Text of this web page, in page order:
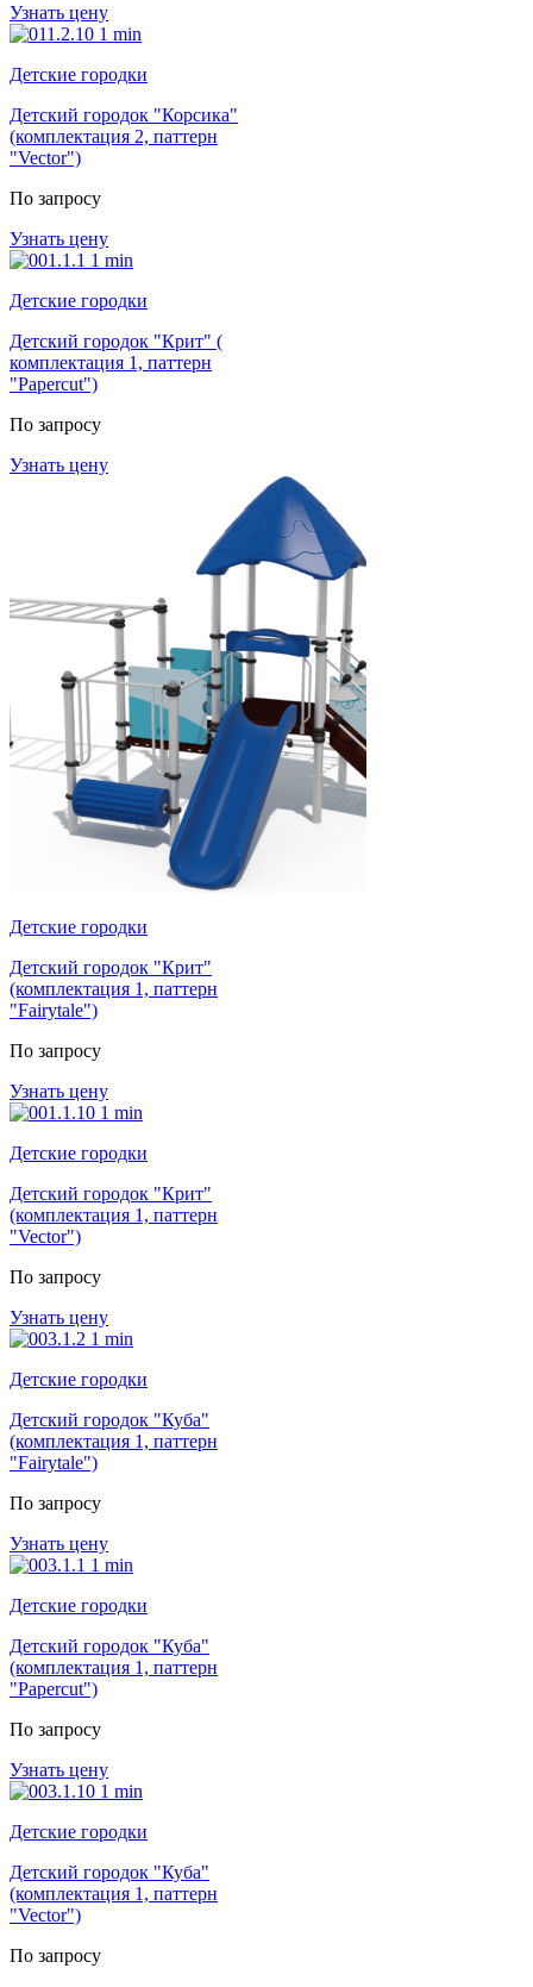
Узнать цену
Детские городки
Детский городок "Корсика"
(комплектация 2, паттерн
"Vector")
По запросу
Узнать цену
Детские городки
Детский городок "Крит" (
комплектация 1, паттерн
"Papercut")
По запросу
Узнать цену
Детские городки
Детский городок "Крит"
(комплектация 1, паттерн
"Fairytale")
По запросу
Узнать цену
Детские городки
Детский городок "Крит"
(комплектация 1, паттерн
"Vector")
По запросу
Узнать цену
Детские городки
Детский городок "Куба"
(комплектация 1, паттерн
"Fairytale")
По запросу
Узнать цену
Детские городки
Детский городок "Куба"
(комплектация 1, паттерн
"Papercut")
По запросу
Узнать цену
Детские городки
Детский городок "Куба"
(комплектация 1, паттерн
"Vector")
По запросу